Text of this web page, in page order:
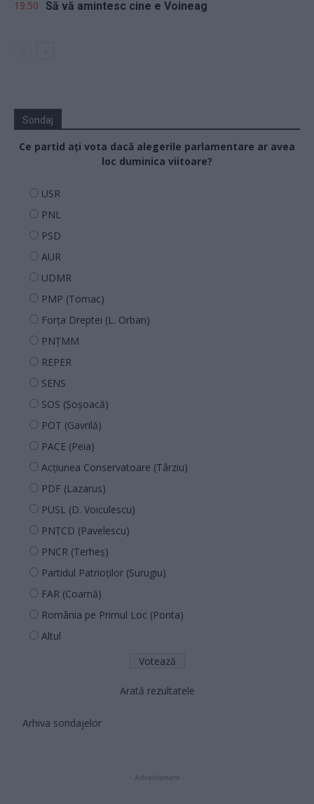
19.50 Să vă amintesc cine e Voineag
Sondaj
Ce partid ați vota dacă alegerile parlamentare ar avea
loc duminica viitoare?
USR
PNL
PSD
AUR
UDMR
PMP (Tomac)
Forța Dreptei (L. Orban)
PNȚMM
REPER
SENS
SOS (Șoșoacă)
POT (Gavrilă)
PACE (Peia)
Acțiunea Conservatoare (Târziu)
PDF (Lazarus)
PUSL (D. Voiculescu)
PNȚCD (Pavelescu)
PNCR (Terheș)
Partidul Patrioților (Surugiu)
FAR (Coarnă)
România pe Primul Loc (Ponta)
Altul
Arată rezultatele
Arhiva sondajelor
- Advertisment -